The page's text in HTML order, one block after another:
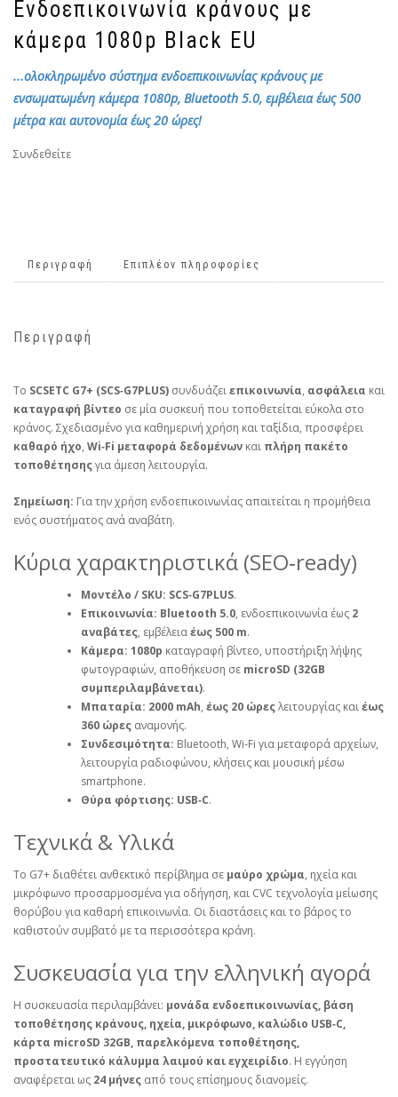
Ενδοεπικοινωνία κράνους με
κάμερα 1080p Black EU
...ολοκληρωμένο σύστημα ενδοεπικοινωνίας κράνους με
ενσωματωμένη κάμερα 1080p, Bluetooth 5.0, εμβέλεια έως 500
μέτρα και αυτονομία έως 20 ώρες!
Συνδεθείτε
Περιγραφή Επιπλέον πληροφορίες
Περιγραφή
Το SCSETC G7+ (SCS‑G7PLUS) συνδυάζειεπικοινωνία, ασφάλεια και
καταγραφή βίντεο σε μία συσκευή που τοποθετείται εύκολα στο
κράνος. Σχεδιασμένο για καθημερινή χρήση και ταξίδια, προσφέρει
καθαρό ήχο, Wi‑Fi μεταφορά δεδομένων και πλήρη πακέτο
τοποθέτησηςγια άμεση λειτουργία.
Σημείωση: Για την χρήση ενδοεπικοινωνίας απαιτείται η προμήθεια
ενός συστήματος ανά αναβάτη.
Κύρια χαρακτηριστικά (SEO‑ready)
Μοντέλο / SKU: SCS‑G7PLUS.
Επικοινωνία: Bluetooth 5.0, ενδοεπικοινωνία έως 2
αναβάτες, εμβέλειαέως 500 m.
Κάμερα: 1080p καταγραφή βίντεο, υποστήριξη λήψης
φωτογραφιών, αποθήκευση σε microSD (32GB
συμπεριλαμβάνεται).
Μπαταρία: 2000 mAh, έως 20 ώρεςλειτουργίας καιέως
360 ώρες αναμονής.
Συνδεσιμότητα: Bluetooth, Wi‑Fi για μεταφορά αρχείων,
λειτουργία ραδιοφώνου, κλήσεις και μουσική μέσω
smartphone.
Θύρα φόρτισης: USB‑C.
Τεχνικά & Υλικά
Το G7+ διαθέτει ανθεκτικό περίβλημα σε μαύρο χρώμα, ηχεία και
μικρόφωνο προσαρμοσμένα για οδήγηση, και CVC τεχνολογία μείωσης
θορύβου για καθαρή επικοινωνία. Οι διαστάσεις και το βάρος το
καθιστούν συμβατό με τα περισσότερα κράνη.
Συσκευασία για την ελληνική αγορά
Η συσκευασία περιλαμβάνει: μονάδα ενδοεπικοινωνίας, βάση
τοποθέτησης κράνους, ηχεία, μικρόφωνο, καλώδιο USB‑C,
κάρτα microSD 32GB, παρελκόμενα τοποθέτησης,
προστατευτικό κάλυμμα λαιμού και εγχειρίδιο. Η εγγύηση
αναφέρεται ως 24 μήνες από τους επίσημους διανομείς.